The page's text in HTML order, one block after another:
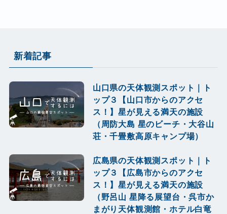
新着記事
山口県の天体観測スポット｜ト
ップ３【山口市からのアクセ
ス！】星が見える満天の施設
（周防大島 星のビーチ・大谷山
荘・千畳敷高原キャンプ場）
広島県の天体観測スポット｜ト
ップ３【広島市からのアクセ
ス！】星が見える満天の施設
（野呂山 星降る展望台・呉市か
まがり天体観測館・ホテル白竜